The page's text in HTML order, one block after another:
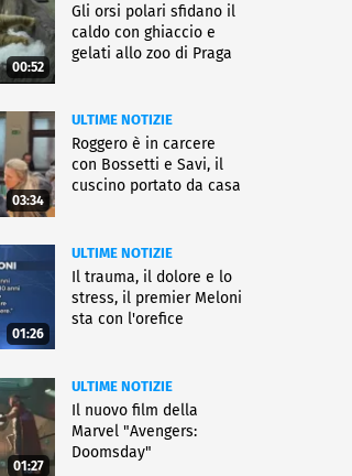
00:52
Gli orsi polari sfidano il
caldo con ghiaccio e
gelati allo zoo di Praga
03:34
ULTIME NOTIZIE
Roggero è in carcere
con Bossetti e Savi, il
cuscino portato da casa
01:26
ULTIME NOTIZIE
Il trauma, il dolore e lo
stress, il premier Meloni
sta con l'orefice
01:27
ULTIME NOTIZIE
Il nuovo film della
Marvel "Avengers:
Doomsday"